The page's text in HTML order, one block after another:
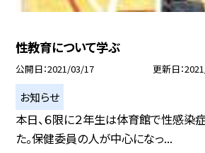
性教育について学ぶ
公開日 2021/03/17 更新日
お知らせ
本日、６限に２年生は体育館で性感染
た。保健委員の人が中心になっ...